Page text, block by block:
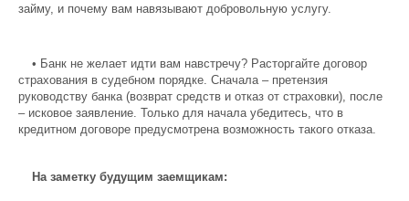
займу, и почему вам навязывают добровольную услугу.
• Банк не желает идти вам навстречу? Расторгайте договор
страхования в судебном порядке. Сначала – претензия
руководству банка (возврат средств и отказ от страховки), после
– исковое заявление. Только для начала убедитесь, что в
кредитном договоре предусмотрена возможность такого отказа.
На заметку будущим заемщикам: